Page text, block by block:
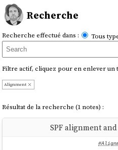
Recherche
Recherche effectué dans : Tous
Filtre actif, cliquez pour en enlever un
Alignment
Résultat de la recherche (1 notes) :
SPF alignment